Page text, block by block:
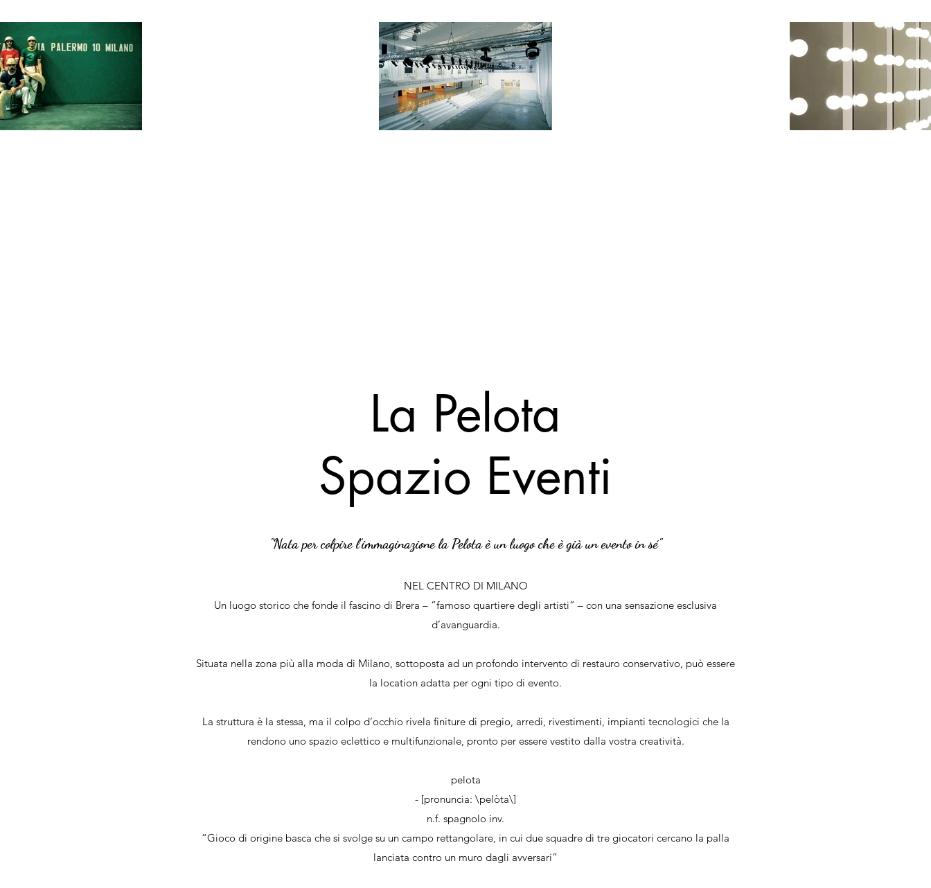
La Pelota
Spazio Eventi
"Nata per colpire l’immaginazione la Pelota è un luogo che è già un evento in sé"
NEL CENTRO DI MILANO
Un luogo storico che fonde il fascino di Brera – “famoso quartiere degli artisti” – con una sensazione esclusiva
d’avanguardia.
Situata nella zona più alla moda di Milano, sottoposta ad un profondo intervento di restauro conservativo, può essere
la location adatta per ogni tipo di evento.
La struttura è la stessa, ma il colpo d’occhio rivela finiture di pregio, arredi, rivestimenti, impianti tecnologici che la
rendono uno spazio eclettico e multifunzionale, pronto per essere vestito dalla vostra creatività.
pelota
- [pronuncia: \pelòta\]
n.f. spagnolo inv.
“Gioco di origine basca che si svolge su un campo rettangolare, in cui due squadre di tre giocatori cercano la palla
lanciata contro un muro dagli avversari”